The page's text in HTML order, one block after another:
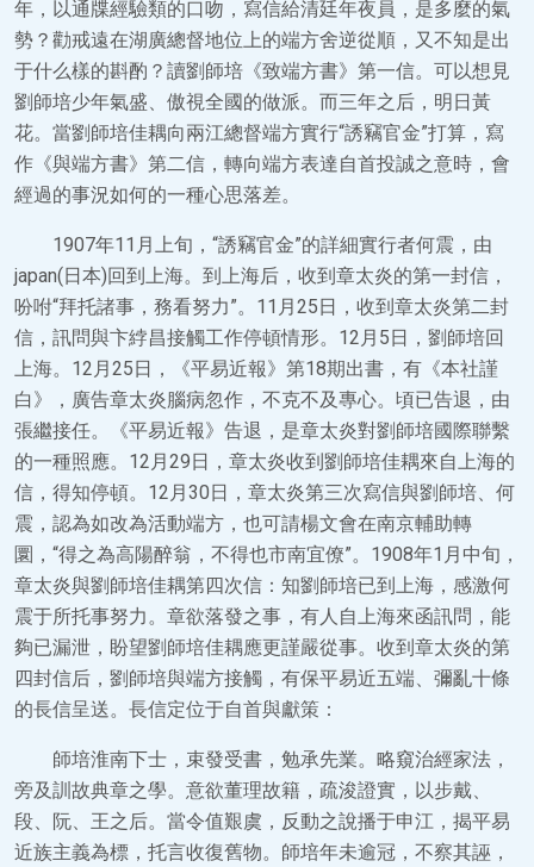
年，以通牒經驗類的口吻，寫信給清廷年夜員，是多麼的氣
勢？勸戒遠在湖廣總督地位上的端方舍逆從順，又不知是出
于什么樣的斟酌？讀劉師培《致端方書》第一信。可以想見
劉師培少年氣盛、傲視全國的做派。而三年之后，明日黃
花。當劉師培佳耦向兩江總督端方實行“誘竊官金”打算，寫
作《與端方書》第二信，轉向端方表達自首投誠之意時，會
經過的事況如何的一種心思落差。
1907年11月上旬，“誘竊官金”的詳細實行者何震，由
japan(日本)回到上海。到上海后，收到章太炎的第一封信，
吩咐“拜托諸事，務看努力”。11月25日，收到章太炎第二封
信，訊問與卞綍昌接觸工作停頓情形。12月5日，劉師培回
上海。12月25日，《平易近報》第18期出書，有《本社謹
白》，廣告章太炎腦病忽作，不克不及專心。頃已告退，由
張繼接任。《平易近報》告退，是章太炎對劉師培國際聯繫
的一種照應。12月29日，章太炎收到劉師培佳耦來自上海的
信，得知停頓。12月30日，章太炎第三次寫信與劉師培、何
震，認為如改為活動端方，也可請楊文會在南京輔助轉
圜，“得之為高陽醉翁，不得也市南宜僚”。1908年1月中旬，
章太炎與劉師培佳耦第四次信：知劉師培已到上海，感激何
震于所托事努力。章欲落發之事，有人自上海來函訊問，能
夠已漏泄，盼望劉師培佳耦應更謹嚴從事。收到章太炎的第
四封信后，劉師培與端方接觸，有保平易近五端、彌亂十條
的長信呈送。長信定位于自首與獻策：
師培淮南下士，束發受書，勉承先業。略窺治經家法，
旁及訓故典章之學。意欲董理故籍，疏浚證實，以步戴、
段、阮、王之后。當令值艱虞，反動之說播于申江，揭平易
近族主義為標，托言收復舊物。師培年未逾冠，不察其誣，